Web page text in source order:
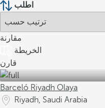
اطلب
مقارنة
الخريطة
قارن
Barceló Riyadh Olaya
Riyadh, Saudi Arabia